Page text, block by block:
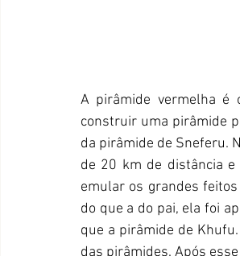
A pirâmide vermelha é
construir uma pirâmide
da pirâmide de Sneferu.
de 20 km de distância
emular os grandes
do que a do pai, ela foi
que a pirâmide de
das pirâmides. Após